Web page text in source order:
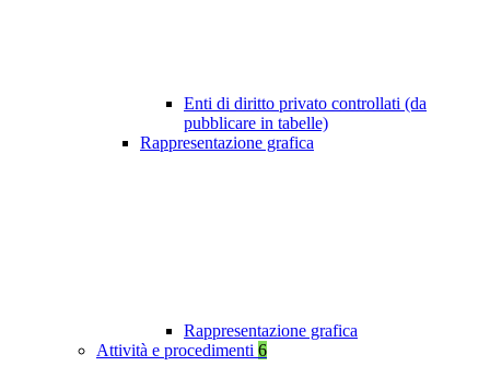
Enti di diritto privato controllati (da
pubblicare in tabelle)
Rappresentazione grafica
Rappresentazione grafica
Attività e procedimenti 6